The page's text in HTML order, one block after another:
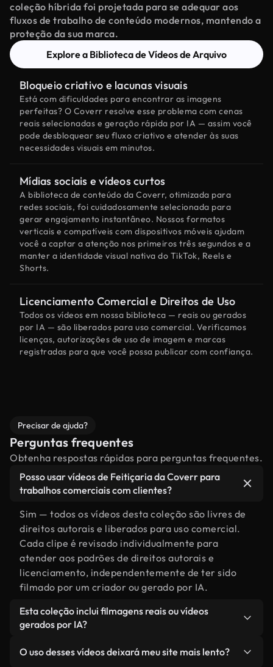
coleção híbrida foi projetada para se adequar aos
fluxos de trabalho de conteúdo modernos, mantendo a
proteção da sua marca.
Explore a Biblioteca de Vídeos de Arquivo
Bloqueio criativo e lacunas visuais
Está com dificuldades para encontrar as imagens
perfeitas? O Coverr resolve esse problema com cenas
reais selecionadas e geração rápida por IA — assim você
pode desbloquear seu fluxo criativo e atender às suas
necessidades visuais em minutos.
Mídias sociais e vídeos curtos
A biblioteca de conteúdo da Coverr, otimizada para
redes sociais, foi cuidadosamente selecionada para
gerar engajamento instantâneo. Nossos formatos
verticais e compatíveis com dispositivos móveis ajudam
você a captar a atenção nos primeiros três segundos e a
manter a identidade visual nativa do TikTok, Reels e
Shorts.
Licenciamento Comercial e Direitos de Uso
Todos os vídeos em nossa biblioteca — reais ou gerados
por IA — são liberados para uso comercial. Verificamos
licenças, autorizações de uso de imagem e marcas
registradas para que você possa publicar com confiança.
Precisar de ajuda?
Perguntas frequentes
Obtenha respostas rápidas para perguntas frequentes.
Posso usar vídeos de Feitiçaria da Coverr para
trabalhos comerciais com clientes?
Sim — todos os vídeos desta coleção são livres de
direitos autorais e liberados para uso comercial.
Cada clipe é revisado individualmente para
atender aos padrões de direitos autorais e
licenciamento, independentemente de ter sido
filmado por um criador ou gerado por IA.
Esta coleção inclui filmagens reais ou vídeos
gerados por IA?
por filmagens reais, feitas por humanos,
O uso desses vídeos deixará meu site mais lento?